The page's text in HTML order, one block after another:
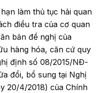
làm thủ tục hải quan
điều tra của cơ quan
bản đề nghị của
hàng hóa, căn cứ quy
định số 08/2015/NĐ-
đổi, bổ sung tại Nghị
20/4/2018) của Chính